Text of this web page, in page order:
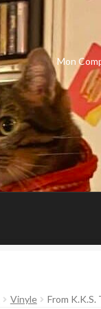
Mon
Vinyle From K.K.S.